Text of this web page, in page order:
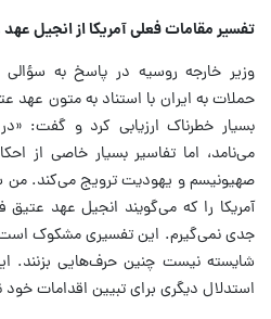
تفسیر مقامات فعلی آمریکا از انجیل
وزیر خارجه روسیه در پاسخ به سؤالی
حملات به ایران با استناد به متون عهد
بسیار خطرناک ارزیابی کرد و گفت:
می‌نامد، اما تفاسیر بسیار خاصی از
صهیونیسم و یهودیت ترویج می‌کند. من
آمریکا را که می‌گویند انجیل عهد عتیق
جدی نمی‌گیرم. این تفسیری مشکوک است
شایسته نیست چنین حرف‌هایی بزنند.
استدلال دیگری برای تبیین اقدامات خود